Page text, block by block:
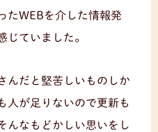
たWEBを介した情報発
じていました。
んだと堅苦しいものしか
人が足りないので更新も
んなもどかしい思いをし